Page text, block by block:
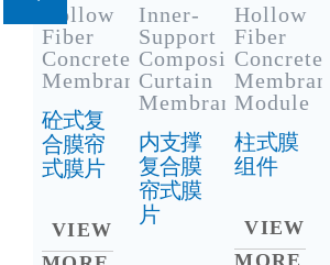
Hollow
Fiber
Concrete
Membrane
砼式复
合膜帘
式膜片
VIEW
Inner-
Support
Composite
Curtain
Membrane
内支撑
复合膜
帘式膜
片
Hollow
Fiber
Concrete
Membrane
Module
柱式膜
组件
VIEW
MORE